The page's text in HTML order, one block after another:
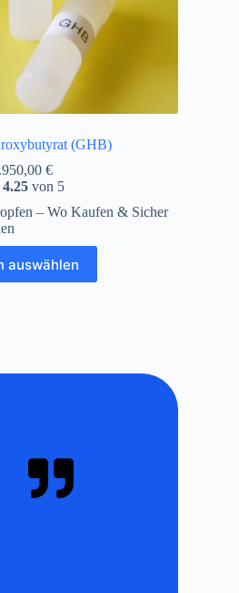
(GHB)
€
4.25 von 5
– Wo Kaufen & Sicher
auswählen